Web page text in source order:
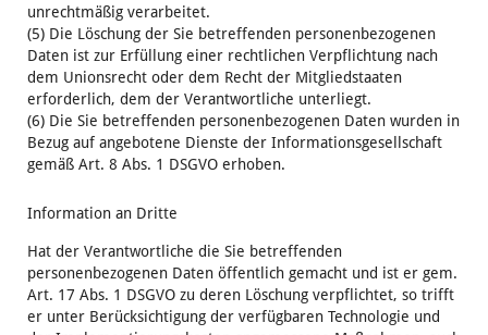
unrechtmäßig verarbeitet.
(5) Die Löschung der Sie betreffenden personenbezogenen
Daten ist zur Erfüllung einer rechtlichen Verpflichtung nach
dem Unionsrecht oder dem Recht der Mitgliedstaaten
erforderlich, dem der Verantwortliche unterliegt.
(6) Die Sie betreffenden personenbezogenen Daten wurden in
Bezug auf angebotene Dienste der Informationsgesellschaft
gemäß Art. 8 Abs. 1 DSGVO erhoben.
Information an Dritte
Hat der Verantwortliche die Sie betreffenden
personenbezogenen Daten öffentlich gemacht und ist er gem.
Art. 17 Abs. 1 DSGVO zu deren Löschung verpflichtet, so trifft
er unter Berücksichtigung der verfügbaren Technologie und